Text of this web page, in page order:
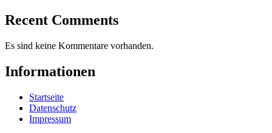
Recent Comments
Es sind keine Kommentare vorhanden.
Informationen
Startseite
Datenschutz
Impressum